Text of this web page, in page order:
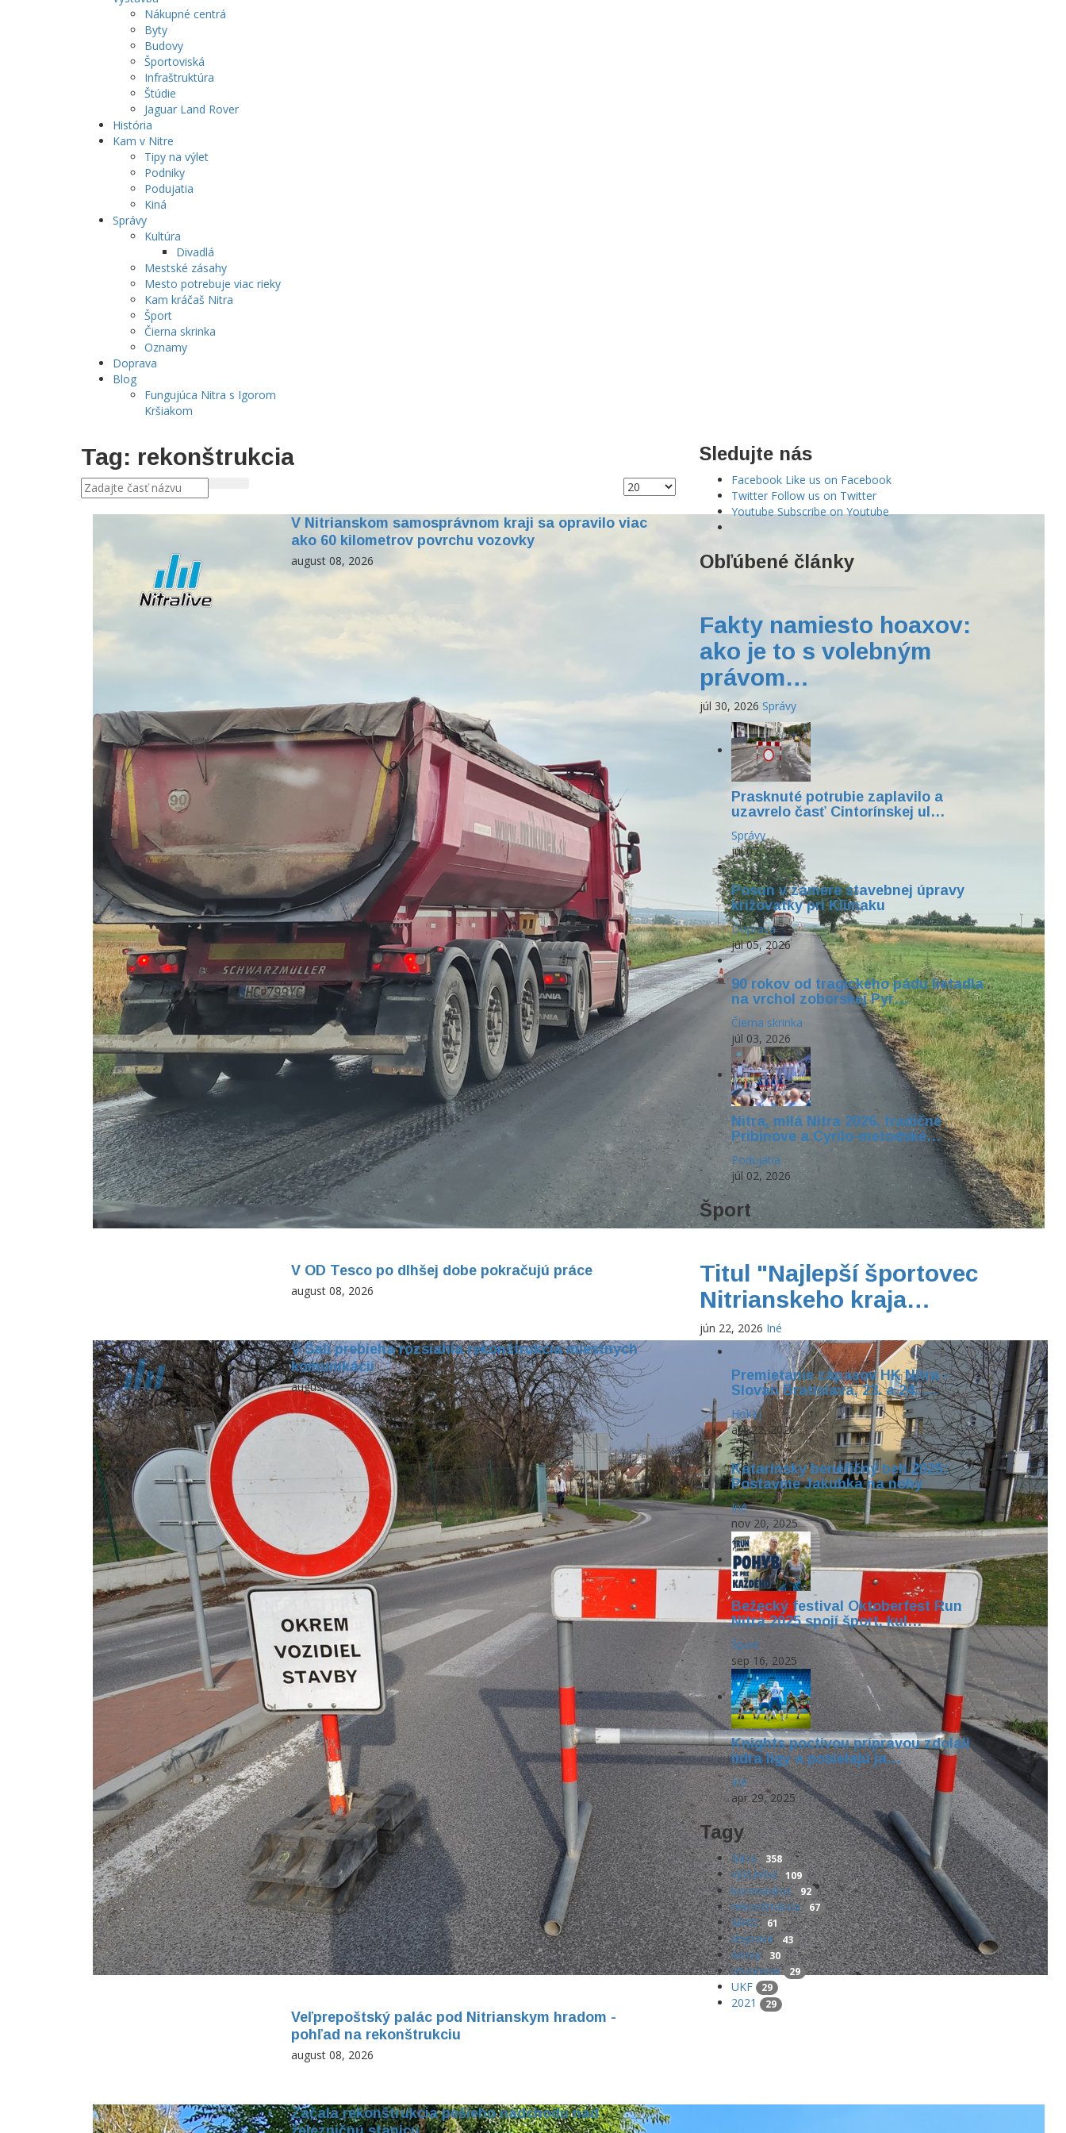
Nákupné centrá
Byty
Budovy
Športoviská
Infraštruktúra
Štúdie
Jaguar Land Rover
História
Kam v Nitre
Tipy na výlet
Podniky
Podujatia
Kiná
Správy
Kultúra
Divadlá
Mestské zásahy
Mesto potrebuje viac rieky
Kam kráčaš Nitra
Šport
Čierna skrinka
Oznamy
Doprava
Blog
Fungujúca Nitra s Igorom
Kršiakom
Tag: rekonštrukcia
V Nitrianskom samosprávnom kraji sa opravilo viac
ako 60 kilometrov povrchu vozovky
august 08, 2026
V OD Tesco po dlhšej dobe pokračujú práce
august 08, 2026
V Šali prebieha rozsiahla rekonštrukcia miestnych
komunikácií
august 08, 2026
Veľprepoštský palác pod Nitrianskym hradom -
pohľad na rekonštrukciu
august 08, 2026
Začala rekonštrukcia pešieho nadchodu nad
Sledujte nás
Facebook Like us on Facebook
Twitter Follow us on Twitter
Youtube Subscribe on Youtube
Obľúbené články
Fakty namiesto hoaxov:
ako je to s volebným
právom…
júl 30, 2026 Správy
Prasknuté potrubie zaplavilo a
uzavrelo časť Cintorínskej ul…
Správy
júl 07, 2026
Posun v zámere stavebnej úpravy
križovatky pri Klimaku
Doprava
júl 05, 2026
90 rokov od tragického pádu lietadla
na vrchol zoborskej Pyr…
Čierna skrinka
júl 03, 2026
Nitra, milá Nitra 2026, tradičné
Pribinove a Cyrilo-metodské…
Podujatia
júl 02, 2026
Šport
Titul "Najlepší športovec
Nitrianskeho kraja…
jún 22, 2026 Iné
Premietanie zápasov HK Nitra -
Slovan Bratislava, 23. a 24. …
Hokej
apr 22, 2026
Katarínsky benefičný beh 2025:
Postavme Jakubka na nohy
Iné
nov 20, 2025
Bežecký festival Oktoberfest Run
Nitra 2025 spojí šport, kul…
Šport
sep 16, 2025
Knights poctivou prípravou zdolali
lídra ligy a posielajú ja…
Iné
apr 29, 2025
Tagy
Nitra 358
výstavba 109
koronavírus 92
rekonštrukcia 67
MHD 61
doprava 43
Arriva 30
otvorenie 29
UKF 29
2021 29